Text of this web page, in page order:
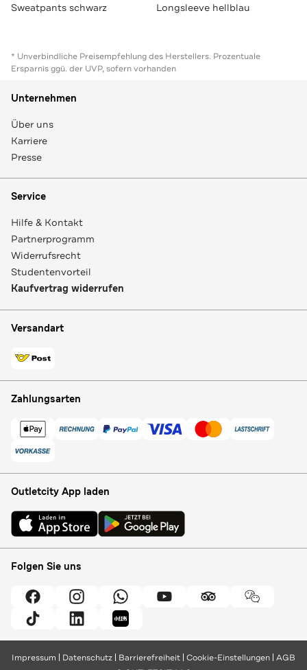
Sweatpants schwarz Longsleeve hellblau
* Unverbindliche Preisempfehlung des Herstellers. Prozentuale
Ersparnis ggü. der UVP, sofern vorhanden
Unternehmen
Über uns
Karriere
Presse
Service
Hilfe & Kontakt
Partnerprogramm
Widerrufsrecht
Studentenvorteil
Kaufvertrag widerrufen
Versandart
Zahlungsarten
Outletcity App laden
Folgen Sie uns
Impressum Datenschutz Barrierefreiheit Cookie-Einstellungen AGB